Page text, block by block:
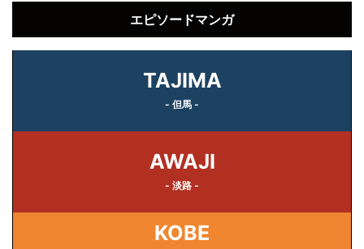
エピソードマンガ
TAJIMA
- 但馬 -
AWAJI
- 淡路 -
KOBE